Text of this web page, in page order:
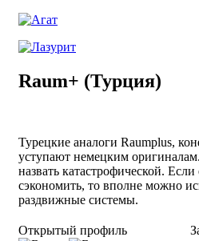
Raum+ (Турция)
Турецкие аналоги Raumplus,
уступают немецким
назвать катастрофической. Если
сэкономить, то вполне можно
раздвижные системы.
Открытый профиль